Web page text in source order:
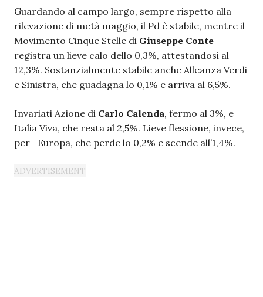
Guardando al campo largo, sempre rispetto alla
rilevazione di metà maggio, il Pd è stabile, mentre il
Movimento Cinque Stelle di Giuseppe Conte
registra un lieve calo dello 0,3%, attestandosi al
12,3%. Sostanzialmente stabile anche Alleanza Verdi
e Sinistra, che guadagna lo 0,1% e arriva al 6,5%.
Invariati Azione di Carlo Calenda, fermo al 3%, e
Italia Viva, che resta al 2,5%. Lieve flessione, invece,
per +Europa, che perde lo 0,2% e scende all’1,4%.